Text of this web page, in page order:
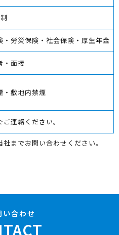
・労災保険・社会保険・厚生年金
・面接
・敷地内禁煙
ご連絡ください。
までお問い合わせください。
い合わせ